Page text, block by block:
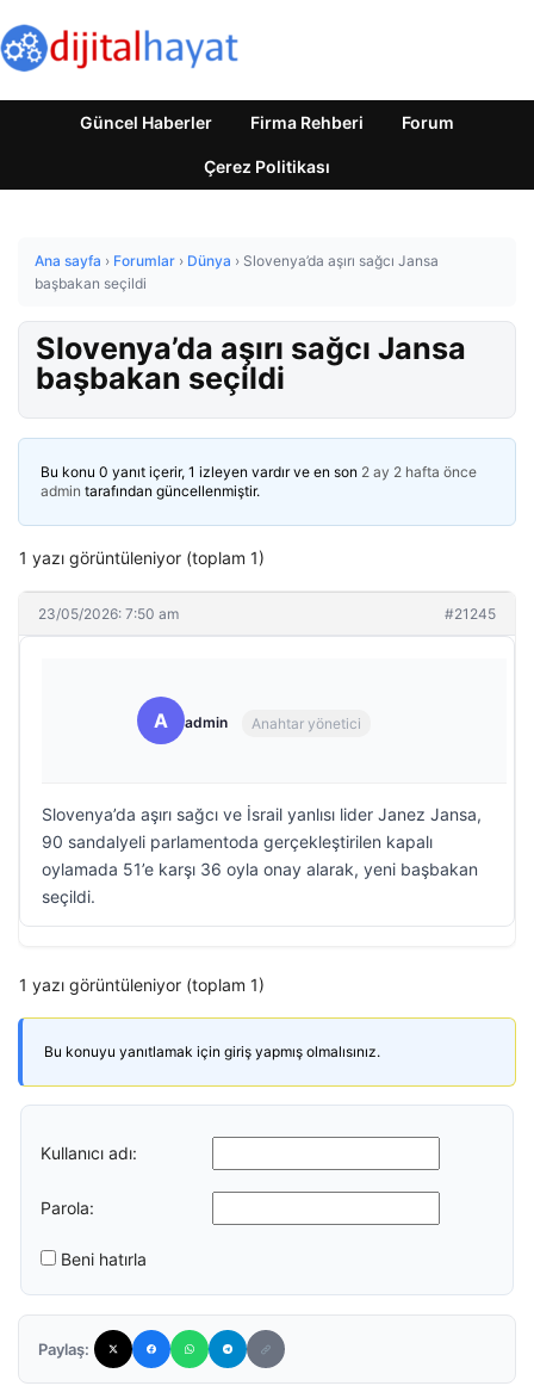
Güncel Haberler Firma Rehberi Forum
Çerez Politikası
Ana sayfa › Forumlar › Dünya › Slovenya’da aşırı sağcı Jansa
başbakan seçildi
Slovenya’da aşırı sağcı Jansa
başbakan seçildi
Bu konu 0 yanıt içerir, 1 izleyen vardır ve en son 2 ay 2 hafta önce
admin tarafından güncellenmiştir.
1 yazı görüntüleniyor (toplam 1)
23/05/2026: 7:50 am #21245
A admin Anahtar yönetici
Slovenya’da aşırı sağcı ve İsrail yanlısı lider Janez Jansa,
90 sandalyeli parlamentoda gerçekleştirilen kapalı
oylamada 51’e karşı 36 oyla onay alarak, yeni başbakan
seçildi.
1 yazı görüntüleniyor (toplam 1)
Bu konuyu yanıtlamak için giriş yapmış olmalısınız.
Kullanıcı adı:
Parola:
Beni hatırla
Paylaş: